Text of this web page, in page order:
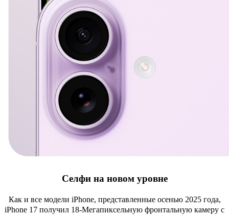
Селфи на новом уровне
Как и все модели iPhone, представленные осенью 2025 года,
iPhone 17 получил 18-Мегапиксельную фронтальную камеру с